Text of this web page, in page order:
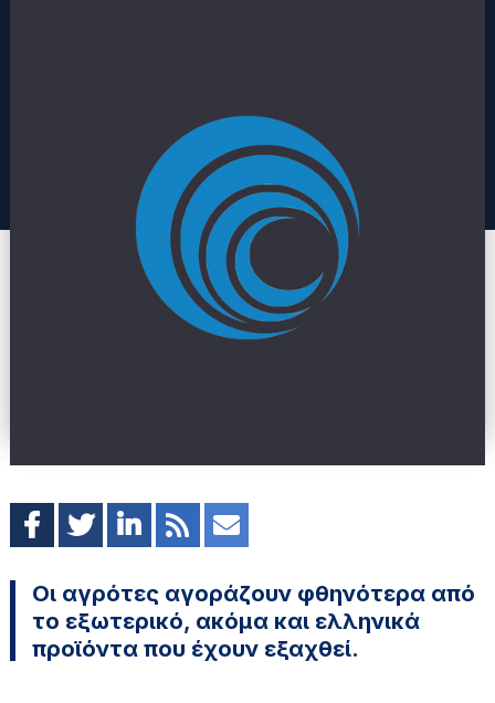
Οι αγρότες αγοράζουν φθηνότερα από
το εξωτερικό, ακόμα και ελληνικά
προϊόντα που έχουν εξαχθεί.